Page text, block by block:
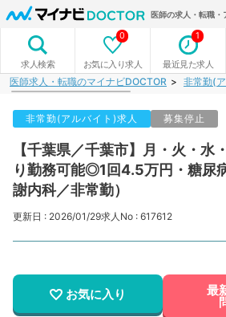
医師の求人・転職・
求人検索 お気に入り求人
0
最近見た求人
1
医師求人・転職のマイナビDOCTOR 非常勤(
非常勤(アルバイト)求人 募集停止
【千葉県／千葉市】月・火・水
り勤務可能◎1回4.5万円・糖尿
謝内科／非常勤）
更新日 : 2026/01/29求人No : 617612
お気に入り 最